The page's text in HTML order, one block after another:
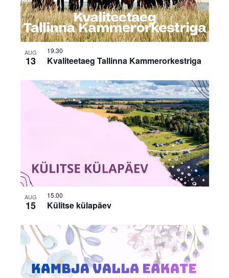
AUG
13 Kvaliteetaeg Tallinna Kammerorkestriga
19.30
AUG
15 Külitse külapäev
15.00